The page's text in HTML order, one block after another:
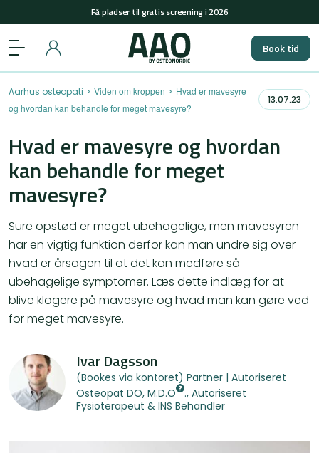
Få pladser til gratis screening i 2026
+45 29848558(man-tors: 08-15 & fre: 08-12)
Få pladser til gratis screening i 2026
Book tid
Aarhus osteopati › Viden om kroppen › Hvad er mavesyre
og hvordan kan behandle for meget mavesyre?
13.07.23
Hvad er mavesyre og hvordan
kan behandle for meget
mavesyre?
Sure opstød er meget ubehagelige, men mavesyren
har en vigtig funktion derfor kan man undre sig over
hvad er årsagen til at det kan medføre så
ubehagelige symptomer. Læs dette indlæg for at
blive klogere på mavesyre og hvad man kan gøre ved
for meget mavesyre.
Ivar Dagsson
(Bookes via kontoret) Partner | Autoriseret
Osteopat DO, M.D.O
., Autoriseret
Fysioterapeut & INS Behandler